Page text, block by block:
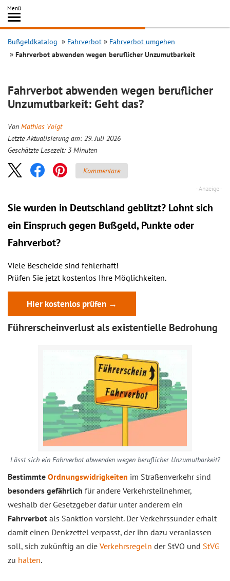
Inhalt
springen
Menü
Search
Bußgeldkatalog Fahrverbot
Fahrverbot umgehen
Fahrverbot abwenden wegen beruflicher Unzumutbarkeit
Fahrverbot abwenden wegen beruflicher
Unzumutbarkeit: Geht das?
Von Mathias Voigt
Letzte Aktualisierung am: 29. Juli 2026
Geschätzte Lesezeit: 3 Minuten
Kommentare
Sie wurden in Deutschland geblitzt? Lohnt sich
ein Einspruch gegen Bußgeld, Punkte oder
Fahrverbot?
Viele Bescheide sind fehlerhaft!
Prüfen Sie jetzt kostenlos Ihre Möglichkeiten.
Hier kostenlos prüfen →
Führerscheinverlust als existentielle Bedrohung
Lässt sich ein Fahrverbot abwenden wegen beruflicher Unzumutbarkeit?
Bestimmte Ordnungswidrigkeiten im Straßenverkehr sind
besonders gefährlich für andere Verkehrsteilnehmer,
weshalb der Gesetzgeber dafür unter anderem ein
Fahrverbot als Sanktion vorsieht. Der Verkehrssünder erhält
damit einen Denkzettel verpasst, der ihn dazu veranlassen
soll, sich zukünftig an die Verkehrsregeln der StVO und StVG
zu halten.